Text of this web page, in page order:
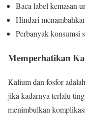
Baca label kemasan
Hindari
Perbanyak konsumsi
Memperhatikan
Kalium dan fosfor
jika kadarnya terlalu
menimbulkan